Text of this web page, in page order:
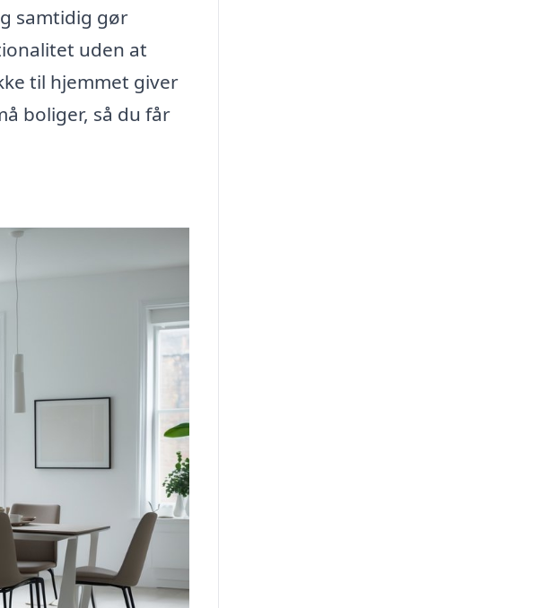
samtidig gør
uden at
til hjemmet giver
boliger, så du får